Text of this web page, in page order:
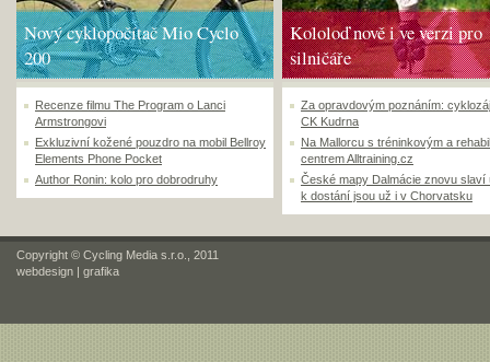
Nový cyklopočítač Mio Cyclo
200
Recenze filmu The Program o Lanci
Armstrongovi
Exkluzivní kožené pouzdro na mobil Bellroy
Elements Phone Pocket
Author Ronin: kolo pro dobrodruhy
Kololoď nově i ve verzi pro
silničáře
Za opravdovým poznáním:
CK Kudrna
Na Mallorcu s tréninkovým a
centrem Alltraining.cz
České mapy Dalmácie znovu slaví
k dostání jsou už i v Chorvatsku
Copyright © Cycling Media s.r.o., 2011
webdesign | grafika